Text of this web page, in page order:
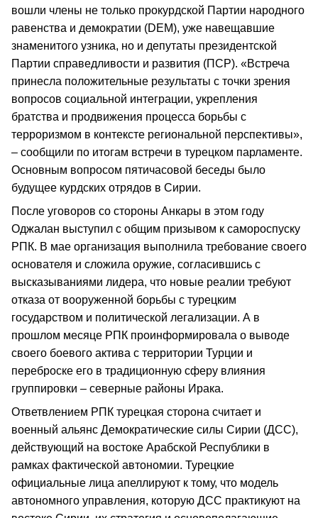
вошли члены не только прокурдской Партии народного
равенства и демократии (DEM), уже навещавшие
знаменитого узника, но и депутаты президентской
Партии справедливости и развития (ПСР). «Встреча
принесла положительные результаты с точки зрения
вопросов социальной интеграции, укрепления
братства и продвижения процесса борьбы с
терроризмом в контексте региональной перспективы»,
– сообщили по итогам встречи в турецком парламенте.
Основным вопросом пятичасовой беседы было
будущее курдских отрядов в Сирии.
После уговоров со стороны Анкары в этом году
Оджалан выступил с общим призывом к самороспуску
РПК. В мае организация выполнила требование своего
основателя и сложила оружие, согласившись с
высказываниями лидера, что новые реалии требуют
отказа от вооруженной борьбы с турецким
государством и политической легализации. А в
прошлом месяце РПК проинформировала о выводе
своего боевого актива с территории Турции и
переброске его в традиционную сферу влияния
группировки – северные районы Ирака.
Ответвлением РПК турецкая сторона считает и
военный альянс Демократические силы Сирии (ДСС),
действующий на востоке Арабской Республики в
рамках фактической автономии. Турецкие
официальные лица апеллируют к тому, что модель
автономного управления, которую ДСС практикуют на